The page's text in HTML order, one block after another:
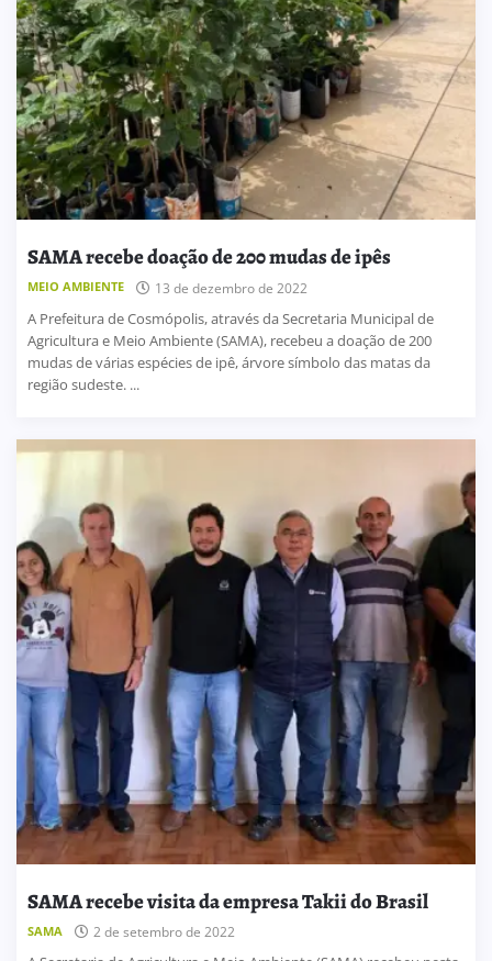
SAMA recebe doação de 200 mudas de ipês
MEIO AMBIENTE 13 de dezembro de 2022
A Prefeitura de Cosmópolis, através da Secretaria Municipal de
Agricultura e Meio Ambiente (SAMA), recebeu a doação de 200
mudas de várias espécies de ipê, árvore símbolo das matas da
região sudeste. ...
SAMA recebe visita da empresa Takii do Brasil
SAMA 2 de setembro de 2022